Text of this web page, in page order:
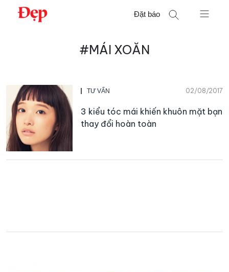
Chuyển
Đặt báo
#MÁI XOĂN
TƯ VẤN 02/08/2017
3 kiểu tóc mái khiến khuôn mặt bạn
thay đổi hoàn toàn